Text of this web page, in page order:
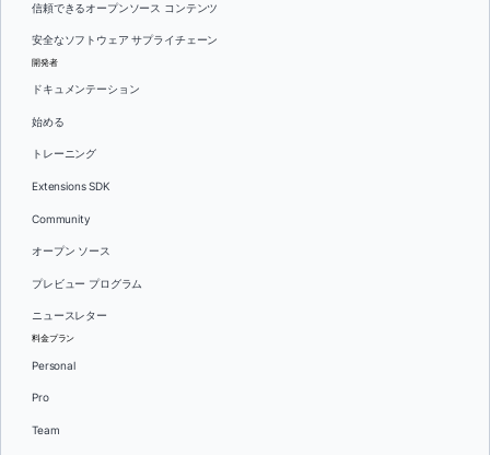
信頼できるオープンソース コンテンツ
安全なソフトウェア サプライチェーン
開発者
ドキュメンテーション
始める
トレーニング
Extensions SDK
Community
オープン ソース
プレビュー プログラム
ニュースレター
料金プラン
Personal
Pro
Team